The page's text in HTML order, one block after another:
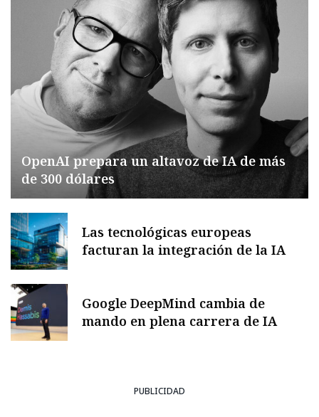
OpenAI prepara un altavoz de IA de más
de 300 dólares
Las tecnológicas europeas
facturan la integración de la IA
Google DeepMind cambia de
mando en plena carrera de IA
PUBLICIDAD